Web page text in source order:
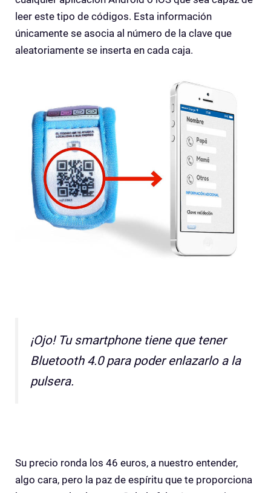
leer este tipo de códigos. Esta información
únicamente se asocia al número de la clave que
aleatoriamente se inserta en cada caja.
¡Ojo! Tu smartphone tiene que tener
Bluetooth 4.0 para poder enlazarlo a la
pulsera.
Su precio ronda los 46 euros, a nuestro entender,
algo cara, pero la paz de espíritu que te proporciona